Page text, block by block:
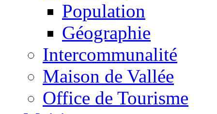
Population
Géographie
Intercommunalité
Maison de Vallée
Office de Tourisme